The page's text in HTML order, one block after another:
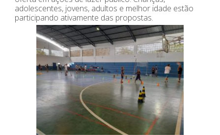
adolescentes, jovens, adultos e melhor idade estão
participando ativamente das propostas.